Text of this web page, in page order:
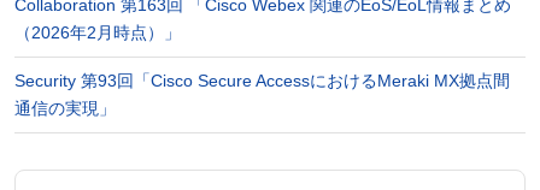
Collaboration 第163回 「Cisco Webex 関連のEoS/EoL情報まとめ
（2026年2月時点）」
Security 第93回「Cisco Secure AccessにおけるMeraki MX拠点間
通信の実現」